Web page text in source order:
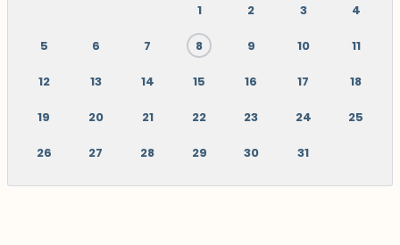
1 2 3 4
5 6 7 8 9 10 11
12 13 14 15 16 17 18
19 20 21 22 23 24 25
26 27 28 29 30 31